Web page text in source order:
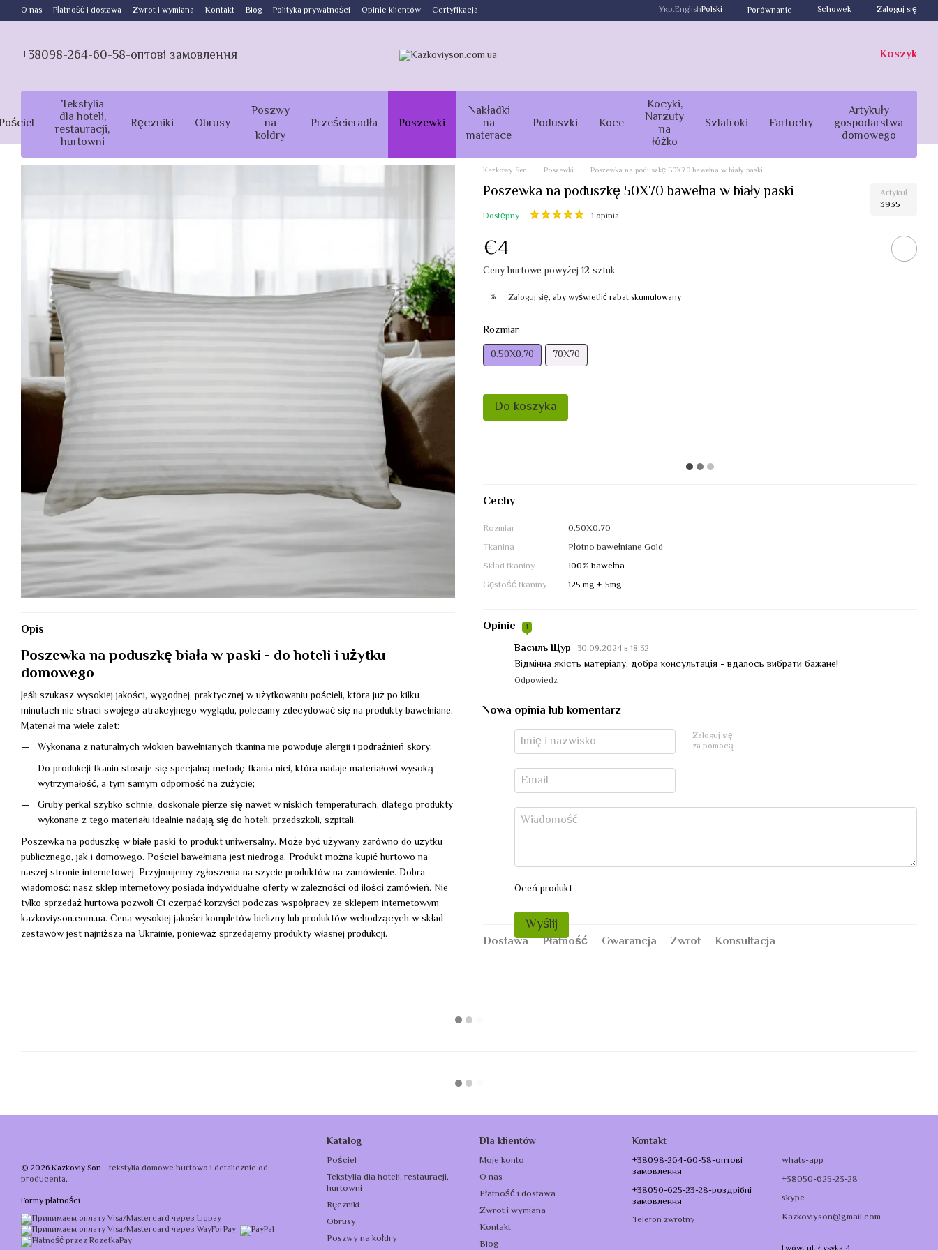
Przejdź do głównej treści
O nas Płatność i dostawa Zwrot i wymiana Kontakt Blog Polityka prywatności Opinie klientów Certyfikacja Укр.EnglishPolski Porównanie Schowek Zaloguj się
+38098-264-60-58-оптові замовлення Koszyk
Tekstylia
dla hoteli,
restauracji,
hurtowni
Ręczniki Obrusy
Poszwy
na
kołdry
Prześcieradła Poszewki
Nakładki
na
materace
Poduszki Koce
Kocyki,
Narzuty
na
łóżko
Szlafroki Fartuchy
Artykuły
gospodarstwa
domowego
Opis
Poszewka na poduszkę biała w paski - do hoteli i użytku
domowego
Jeśli szukasz wysokiej jakości, wygodnej, praktycznej w użytkowaniu pościeli, która już po kilku
minutach nie straci swojego atrakcyjnego wyglądu, polecamy zdecydować się na produkty bawełniane.
Materiał ma wiele zalet:
Wykonana z naturalnych włókien bawełnianych tkanina nie powoduje alergii i podrażnień skóry;
Do produkcji tkanin stosuje się specjalną metodę tkania nici, która nadaje materiałowi wysoką
wytrzymałość, a tym samym odporność na zużycie;
Gruby perkal szybko schnie, doskonale pierze się nawet w niskich temperaturach, dlatego produkty
wykonane z tego materiału idealnie nadają się do hoteli, przedszkoli, szpitali.
Poszewka na poduszkę w białe paski to produkt uniwersalny. Może być używany zarówno do użytku
publicznego, jak i domowego. Pościel bawełniana jest niedroga. Produkt można kupić hurtowo na
naszej stronie internetowej. Przyjmujemy zgłoszenia na szycie produktów na zamówienie. Dobra
wiadomość: nasz sklep internetowy posiada indywidualne oferty w zależności od ilości zamówień. Nie
tylko sprzedaż hurtowa pozwoli Ci czerpać korzyści podczas współpracy ze sklepem internetowym
kazkoviyson.com.ua. Cena wysokiej jakości kompletów bielizny lub produktów wchodzących w skład
zestawów jest najniższa na Ukrainie, ponieważ sprzedajemy produkty własnej produkcji.
Kazkowy Sen Poszewki Poszewka na poduszkę 50X70 bawełna w biały paski
Poszewka na poduszkę 50X70 bawełna w biały paski Artykuł
3935
Dostępny 1 opinia
€4
Ceny hurtowe powyżej 12 sztuk
% Zaloguj się, aby wyświetlić rabat skumulowany
Rozmiar
0.50Х0.70 70Х70
Do koszyka
Cechy
Rozmiar
0.50Х0.70
Tkanina
Płótno bawełniane Gold
Skład tkaniny
100% bawełna
Gęstość tkaniny
125 mg +-5mg
Opinie 1
Василь Щур 30.09.2024 в 18:32
Відмінна якість матеріалу, добра консультація - вдалось вибрати бажане!
Odpowiedz
Nowa opinia lub komentarz
Zaloguj się
za pomocą
Oceń produkt
Wyślij
Dostawa Płatność Gwarancja Zwrot Konsultacja
© 2026 Kazkoviy Son - tekstylia domowe hurtowo i detalicznie od
producenta.
Formy płatności
Katalog
Pościel
Tekstylia dla hoteli, restauracji,
hurtowni
Ręczniki
Obrusy
Poszwy na kołdry
Dla klientów
Moje konto
O nas
Płatność i dostawa
Zwrot i wymiana
Kontakt
Blog
Kontakt
+38098-264-60-58-оптові
замовлення
+38050-625-23-28-роздрібні
замовлення
Telefon zwrotny
whats-app
+38050-625-23-28
skype
Kazkoviyson@gmail.com